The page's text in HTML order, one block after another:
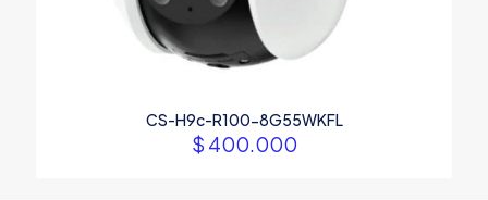
CS-H9c-R100-8G55WKFL
$ 400.000